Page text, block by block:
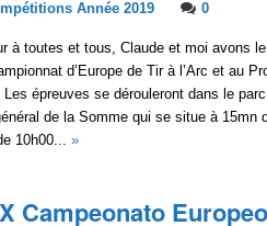
Année 2019
0
à toutes et tous, Claude et moi avons
d’Europe de Tir à l’Arc et au
épreuves se dérouleront dans le
de la Somme qui se situe à 15mn
10h00... »
Campeonato